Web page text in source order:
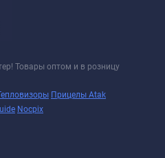
Товары оптом и в розницу
Прицелы Atak
Nocpix